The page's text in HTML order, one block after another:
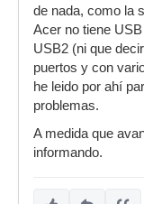
de nada, como la
Acer no tiene
USB2 (ni que
puertos y con
he leido por ahí
problemas.
A medida que
informando.